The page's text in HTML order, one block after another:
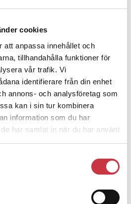
cookies
att anpassa innehållet och
tillhandahålla funktioner för
vår trafik. Vi
identifierare från din enhet
annons- och analysföretag som
kan i sin tur kombinera
information som du har
har samlat in när du har använt
han lära sig grunderna
erkänner fel: ”Kommer
till”